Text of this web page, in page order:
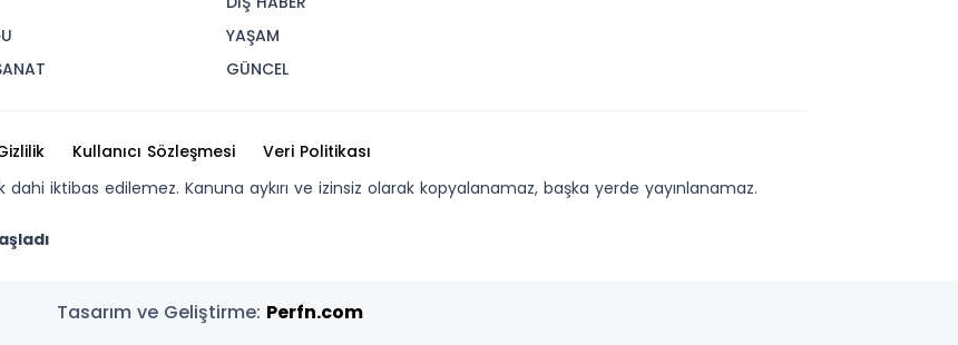
YAŞAM
GÜNCEL
Kullanıcı Sözleşmesi
Veri Politikası
iktibas edilemez. Kanuna aykırı ve izinsiz olarak kopyalanamaz, başka yerde yayınlanamaz.
Tasarım ve Geliştirme: Perfn.com